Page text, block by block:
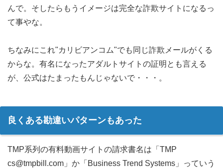
んで。そしたらもうイメージは完全な詐欺サイトになるっ
て事やな。
ちなみにこれ"カリビアンコム"でも同じ詐欺メールがくる
からな。有名になったアダルトサイトの証明とも言える
が、公式はたまったもんじゃないで・・・。
良くある勘違いパターンもあった
TMP系列の有料動画サイトの請求書名は「TMP
cs@tmpbill.com」か「Business Trend Systems」っていう